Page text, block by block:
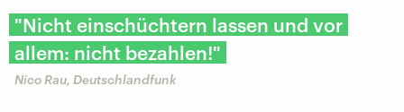
"Nicht einschüchtern lassen und vor
allem: nicht bezahlen!"
Nico Rau, Deutschlandfunk